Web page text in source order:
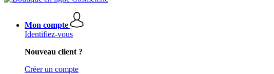
Mon compte
Identifiez-vous
Nouveau client ?
Créer un compte